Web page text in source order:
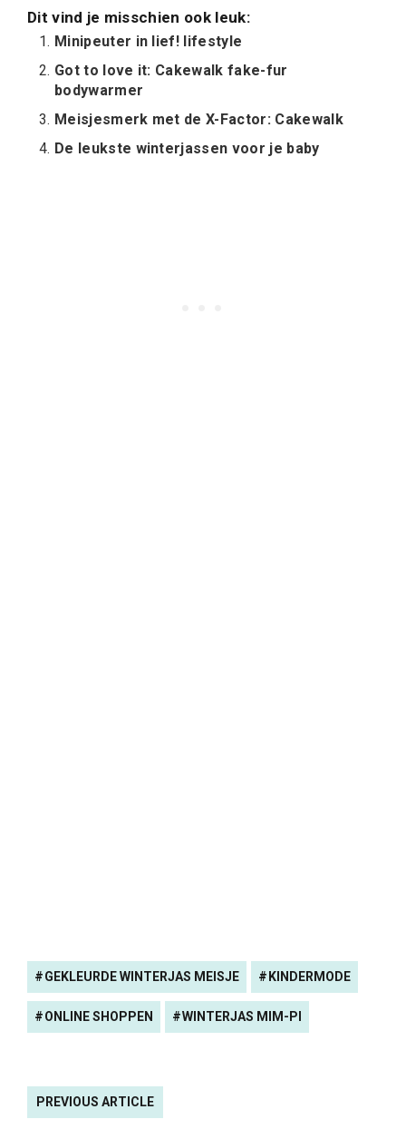
Dit vind je misschien ook leuk:
Minipeuter in lief! lifestyle
Got to love it: Cakewalk fake-fur
bodywarmer
Meisjesmerk met de X-Factor: Cakewalk
De leukste winterjassen voor je baby
GEKLEURDE WINTERJAS MEISJE KINDERMODE
ONLINE SHOPPEN WINTERJAS MIM-PI
PREVIOUS ARTICLE